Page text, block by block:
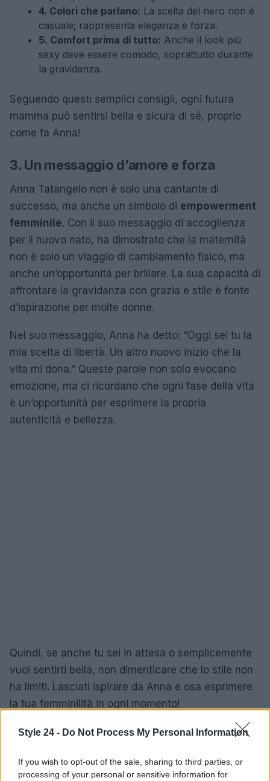
Style 24 - Do Not Process My Personal Information
If you wish to opt-out of the sale, sharing to third parties, or
processing of your personal or sensitive information for
4. Colori che parlano: La scelta del nero non è
casuale; rappresenta eleganza e forza.
5. Comfort prima di tutto: Anche il look più
sexy deve essere comodo, soprattutto durante
la gravidanza.
Seguendo questi semplici consigli, ogni futura
mamma può sentirsi bella e sicura di sé, proprio
come fa Anna!
3. Un messaggio d’amore e forza
Anna Tatangelo non è solo una cantante di
successo, ma anche un simbolo di empowerment
femminile. Con il suo messaggio di accoglienza
per il nuovo nato, ha dimostrato che la maternità
non è solo un viaggio di cambiamento fisico, ma
anche un’opportunità per brillare. La sua capacità di
affrontare la gravidanza con grazia e stile è fonte
d’ispirazione per molte donne.
Nel suo messaggio, Anna ha detto: “Oggi sei tu la
mia scelta di libertà. Un altro nuovo inizio che la
vita mi dona.” Queste parole non solo evocano
emozione, ma ci ricordano che ogni fase della vita
è un’opportunità per esprimere la propria
autenticità e bellezza.
Quindi, se anche tu sei in attesa o semplicemente
vuoi sentirti bella, non dimenticare che lo stile non
ha limiti. Lasciati ispirare da Anna e osa esprimere
la tua femminilità in ogni momento!
Staff